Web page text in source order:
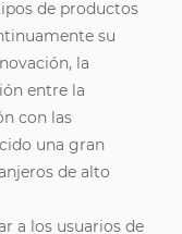
de productos
su
la
entre la
con las
una gran
de alto
a los usuarios de